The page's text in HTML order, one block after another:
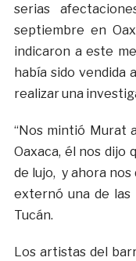
serias
septiembre en
indicaron a este
había sido vendida
realizar una
“Nos mintió Murat
Oaxaca, él nos dijo
de lujo, y ahora nos
externó una de
Tucán.
Los artistas del